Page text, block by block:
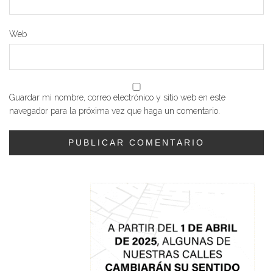
Web
Guardar mi nombre, correo electrónico y sitio web en este
navegador para la próxima vez que haga un comentario.